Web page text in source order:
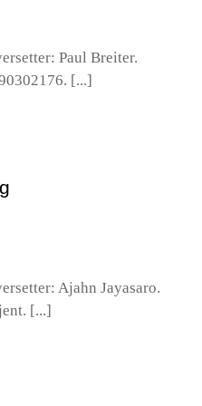
Paul Breiter.
[...]
Ajahn Jayasaro.
[...]